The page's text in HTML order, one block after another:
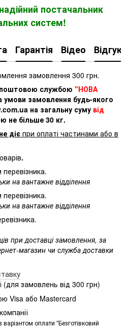
постачальник
систем!
Гарантія Відео Відгуки
замовлення 300 грн.
поштовою службою "НОВА
умови замовлення будь-якого
на загальну суму від
не більше 30 кг.
не діє при оплаті частинами або в
.
на вантажне відділення
на вантажне відділення
при доставці замовлення, за
магазин чи служба доставки
замовлень від 300 грн)
Visa або Mastercard
оплати "Безготівковий